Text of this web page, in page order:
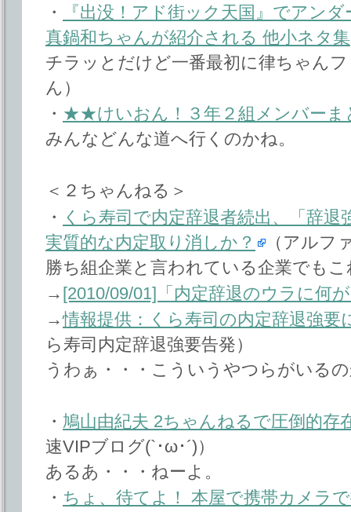
・
『出没！アド街ック天国』でアン
真鍋和ちゃんが紹介される 他小ネタ集
チラッとだけど一番最初に律ちゃん
ん）
・ ★★けいおん！３年２組メンバーま
みんなどんな道へ行くのかね。
＜２ちゃんねる＞
・ くら寿司で内定辞退者続出、「辞
実質的な内定取り消しか？
（アルフ
勝ち組企業と言われている企業でも
→ [2010/09/01]「内定辞退のウラに何
→情報提供：くら寿司の内定辞退強要
ら寿司内定辞退強要告発）
うわぁ・・・こういうやつらがいる
・ 鳩山由紀夫 2ちゃんねるで圧倒的存
速VIPブログ(`･ω･´)）
あるあ・・・ねーよ。
・ ちょ、待てよ！ 本屋で携帯カメラ